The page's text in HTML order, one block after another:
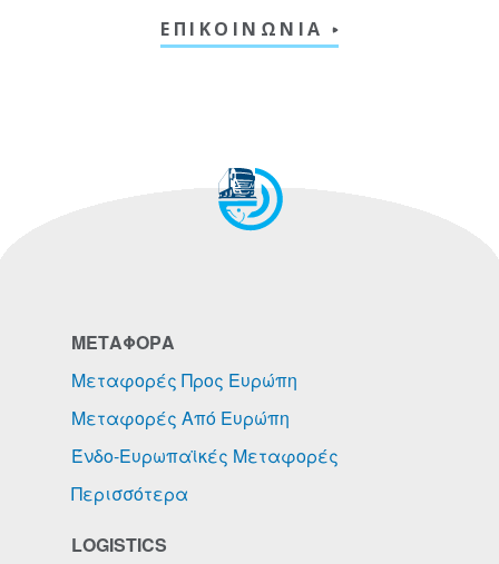
ΕΠΙΚΟΙΝΩΝΙΑ
ΜΕΤΑΦΟΡΑ
Μεταφορές Προς Ευρώπη
Μεταφορές Από Ευρώπη
Ένδο-Ευρωπαϊκές Μεταφορές
Περισσότερα
LOGISTICS